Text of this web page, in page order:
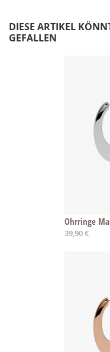
DIESE ARTIKEL
GEFALLEN
Ohrringe
39,90 €